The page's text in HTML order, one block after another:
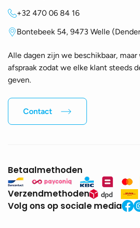
+32 470 06 84 16
Bontebeek 54, 9473 Welle
Alle dagen zijn we beschikbaar,
afspraak zodat we elke klant steeds
geven.
Contact
Betaalmethoden
Verzendmethoden
Volg ons op sociale media